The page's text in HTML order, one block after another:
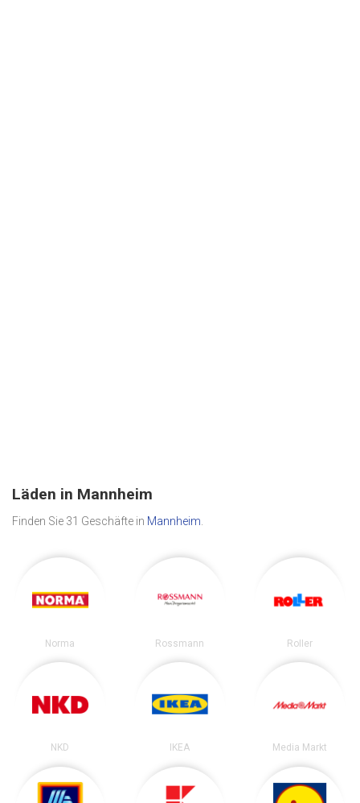
Läden in Mannheim
Finden Sie 31 Geschäfte in Mannheim
Norma Rossmann Roller
NKD IKEA Media Markt